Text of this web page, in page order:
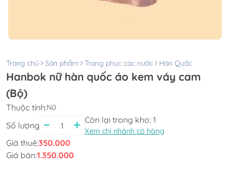
Trang chủ Sản phẩm Trang phục các nước Hàn Quốc
Hanbok nữ hàn quốc áo kem váy cam
(Bộ)
Thuộc tính:Nữ
Số lượng
Còn lại trong kho: 1
Xem chi nhánh có hàng
Giá thuê:350.000
Giá bán:1.350.000